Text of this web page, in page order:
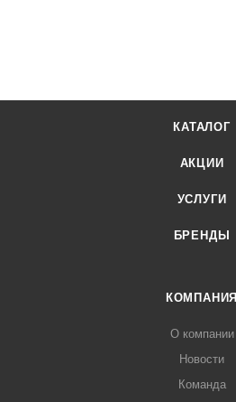
КАТАЛОГ
АКЦИИ
УСЛУГИ
БРЕНДЫ
КОМПАНИЯ
О компании
Новости
Команда